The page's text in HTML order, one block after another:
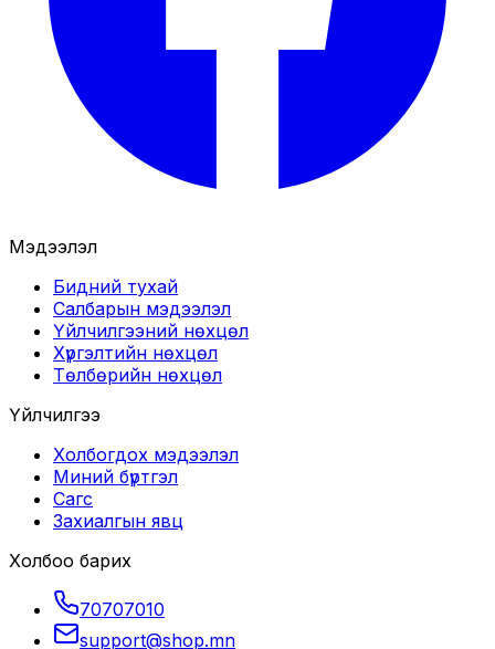
Мэдээлэл
Бидний тухай
Салбарын мэдээлэл
Үйлчилгээний нөхцөл
Хүргэлтийн нөхцөл
Төлбөрийн нөхцөл
Үйлчилгээ
Холбогдох мэдээлэл
Миний бүртгэл
Сагс
Захиалгын явц
Холбоо барих
70707010
support@shop.mn